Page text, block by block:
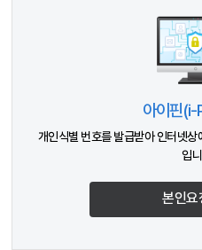
아이핀(i-
개인식별 번호를 발급받아 인터넷
입
본인요